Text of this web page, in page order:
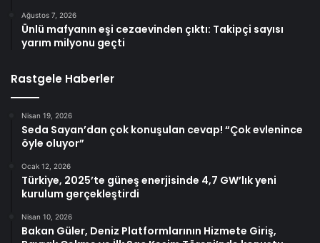
Ağustos 7, 2026
Ünlü mafyanın eşi cezaevinden çıktı: Takipçi sayısı
yarım milyonu geçti
Rastgele Haberler
Nisan 19, 2026
Seda Sayan’dan çok konuşulan cevap! “Çok evlenince
öyle oluyor”
Ocak 12, 2026
Türkiye, 2025’te güneş enerjisinde 4,7 GW’lık yeni
kurulum gerçekleştirdi
Nisan 10, 2026
Bakan Güler, Deniz Platformlarının Hizmete Giriş,